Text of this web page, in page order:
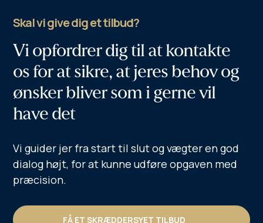
Skal vi give dig et tilbud?
Vi opfordrer dig til at kontakte
os for at sikre, at jeres behov og
ønsker bliver som i gerne vil
have det
Vi guider jer fra start til slut og vægter en god
dialog højt, for at kunne udføre opgaven med
præcision.
FÅ ET SKRÆDDERSYET TILBUD